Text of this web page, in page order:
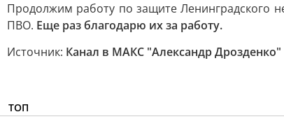
Продолжим работу по защите Ленинградского
ПВО. Еще раз благодарю их за работу.
Источник: Канал в МАКС "Александр Дрозденко"
ТОП